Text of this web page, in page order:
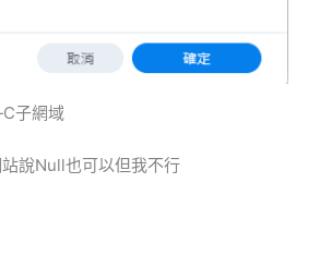
子網域
說Null也可以但我不行